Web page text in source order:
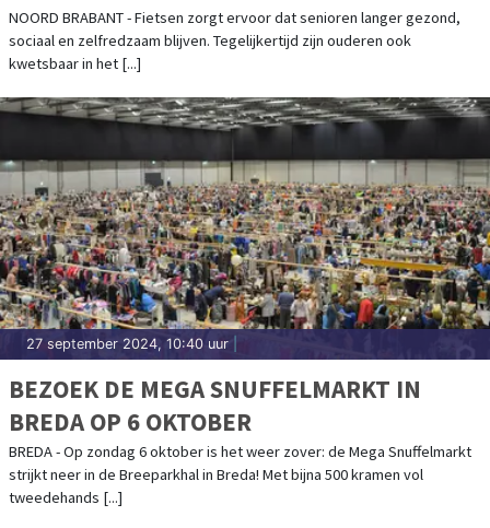
NOORD BRABANT - Fietsen zorgt ervoor dat senioren langer gezond,
sociaal en zelfredzaam blijven. Tegelijkertijd zijn ouderen ook
kwetsbaar in het [...]
27 september 2024, 10:40 uur
BEZOEK DE MEGA SNUFFELMARKT IN
BREDA OP 6 OKTOBER
BREDA - Op zondag 6 oktober is het weer zover: de Mega Snuffelmarkt
strijkt neer in de Breeparkhal in Breda! Met bijna 500 kramen vol
tweedehands [...]